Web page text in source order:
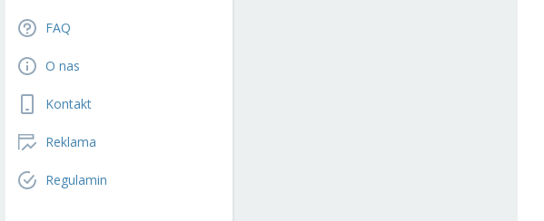
FAQ
O nas
Kontakt
Reklama
Regulamin